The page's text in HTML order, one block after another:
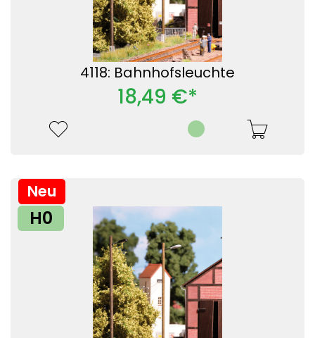
4118: Bahnhofsleuchte
18,49 €*
H0
Neu